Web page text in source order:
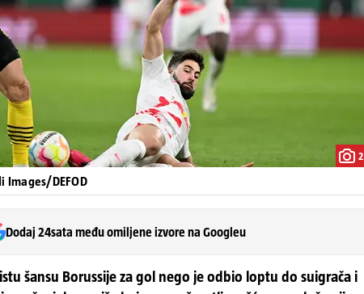
2
Images/DEFOD
Dodaj 24sata među omiljene izvore na Googleu
šansu Borussije za gol nego je odbio loptu do suigrača i